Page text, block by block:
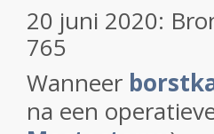
20 juni 2020:
765
Wanneer
na een